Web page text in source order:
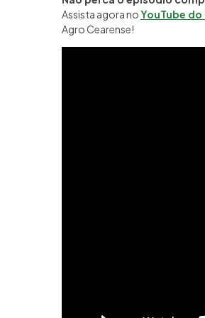
Assista agora noYouTube
Agro Cearense!